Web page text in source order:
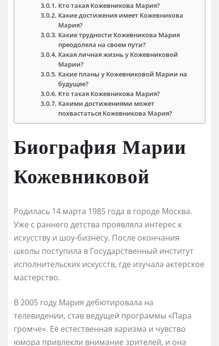
Кто такая Кожевникова Мария?
Какие достижения имеет Кожевникова
Мария?
Какие трудности Кожевникова Мария
преодолела на своем пути?
Какая личная жизнь у Кожевниковой
Марии?
Какие планы у Кожевниковой Марии на
будущее?
Кто такая Кожевникова Мария?
Какими достижениями может
похвастаться Кожевникова Мария?
Биография Марии
Кожевниковой
Родилась 14 марта 1985 года в городе Москва.
Уже с раннего детства проявляла интерес к
искусству и шоу-бизнесу. После окончания
школы поступила в Государственный институт
исполнительских искусств, где изучала актерское
мастерство.
В 2005 году Мария дебютировала на
телевидении, став ведущей программы «Пара
громче». Её естественная харизма и чувство
юмора привлекли внимание зрителей, и она